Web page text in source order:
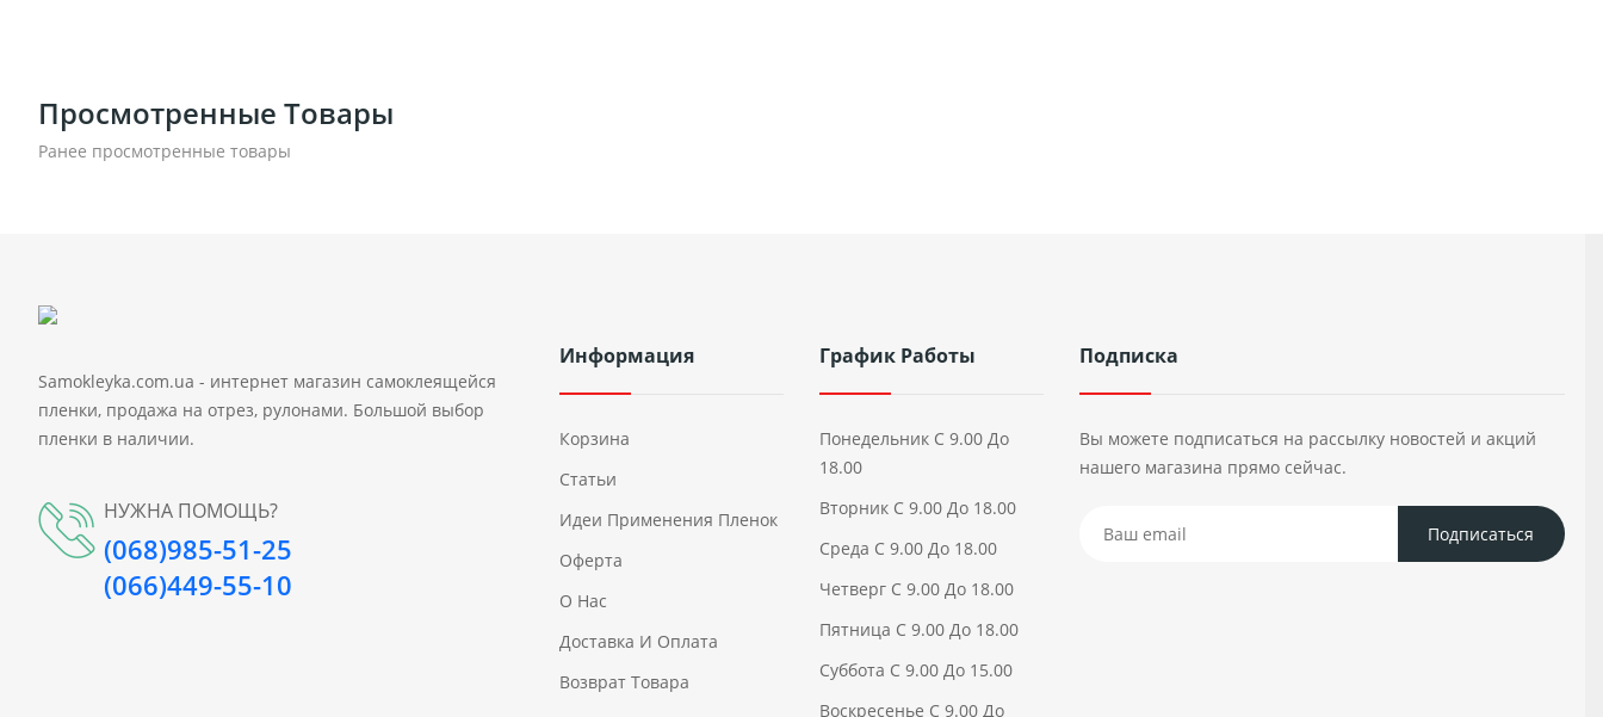
Просмотренные Товары
Ранее просмотренные товары
Samokleyka.com.ua - интернет магазин самоклеящейся
пленки, продажа на отрез, рулонами. Большой выбор
пленки в наличии.
НУЖНА ПОМОЩЬ?
(068)985-51-25
(066)449-55-10
Информация
Корзина
Статьи
Идеи Применения Пленок
Оферта
О Нас
Доставка И Оплата
Возврат Товара
График Работы
Понедельник С 9.00 До
18.00
Вторник С 9.00 До 18.00
Среда С 9.00 До 18.00
Четверг С 9.00 До 18.00
Пятница С 9.00 До 18.00
Суббота С 9.00 До 15.00
Воскресенье С 9.00 До
Подписка
Вы можете подписаться на рассылку новостей и акций
нашего магазина прямо сейчас.